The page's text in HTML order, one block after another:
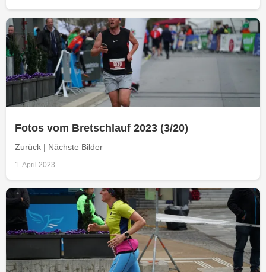
Fotos vom Bretschlauf 2023 (3/20)
Zurück | Nächste Bilder
1. April 2023